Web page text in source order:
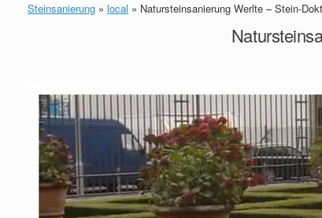
Steinsanierung » local » Natursteinsanierung Werlte – Stein-